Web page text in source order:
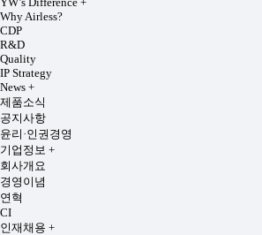
Why Airless?
CDP
R&D
Quality
IP Strategy
News +
제품소식
공지사항
윤리·인권경영
기업정보 +
회사개요
경영이념
연혁
CI
인재채용 +